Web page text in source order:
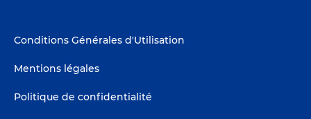
Footer
Conditions Générales d'Utilisation
Mentions légales
Politique de confidentialité